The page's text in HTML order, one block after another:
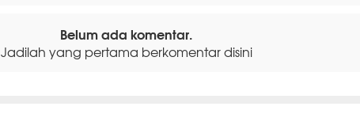
Belum ada komentar.
Jadilah yang pertama berkomentar disini